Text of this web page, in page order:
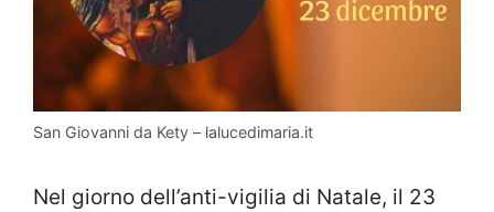
San Giovanni da Kety – lalucedimaria.it
Nel giorno dell’anti-vigilia di Natale, il 23